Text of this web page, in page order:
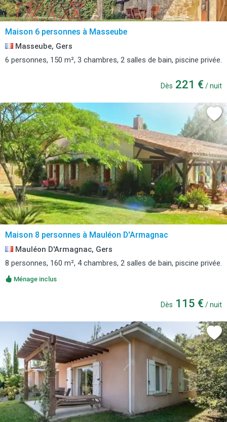
Maison 6 personnes à Masseube
Masseube, Gers
6 personnes, 150 m², 3 chambres, 2 salles de bain, piscine privée.
Dès 221 € / nuit
Maison 8 personnes à Mauléon D'Armagnac
Mauléon D'Armagnac, Gers
8 personnes, 160 m², 4 chambres, 2 salles de bain, piscine privée.
Ménage inclus
Dès 115 € / nuit